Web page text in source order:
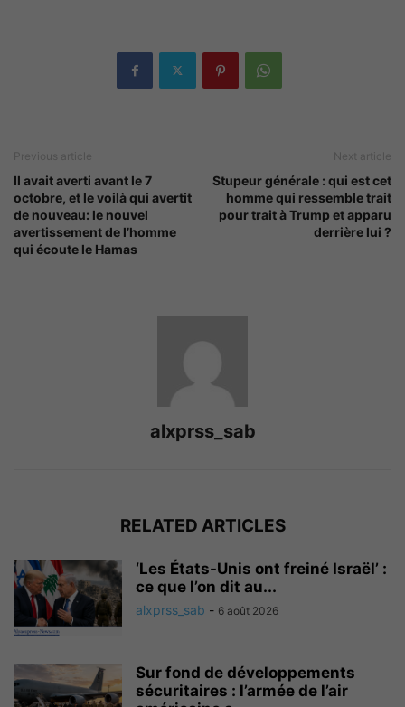
Previous article
Il avait averti avant le 7
octobre, et le voilà qui avertit
de nouveau: le nouvel
avertissement de l’homme
qui écoute le Hamas
Next article
Stupeur générale : qui est cet
homme qui ressemble trait
pour trait à Trump et apparu
derrière lui ?
alxprss_sab
RELATED ARTICLES
‘Les États-Unis ont freiné Israël’ :
ce que l’on dit au...
alxprss_sab - 6 août 2026
Sur fond de développements
sécuritaires : l’armée de l’air